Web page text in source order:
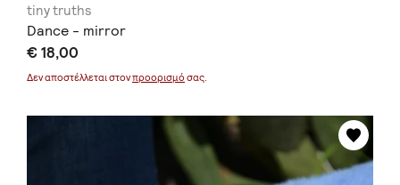
tiny truths
Dance - mirror
€ 18,00
Δεν αποστέλλεται στονπροορισμό σας.